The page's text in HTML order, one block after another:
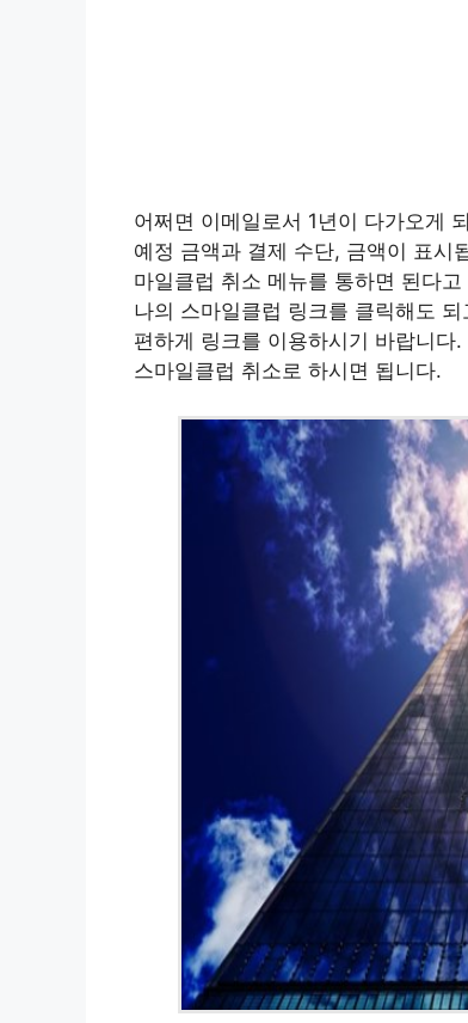
어쩌면 이메일로서 1년이 다가오게
예정 금액과 결제 수단, 금액이 표시
마일클럽 취소 메뉴를 통하면 된다
나의 스마일클럽 링크를 클릭해도
편하게 링크를 이용하시기 바랍니다
스마일클럽 취소로 하시면 됩니다.